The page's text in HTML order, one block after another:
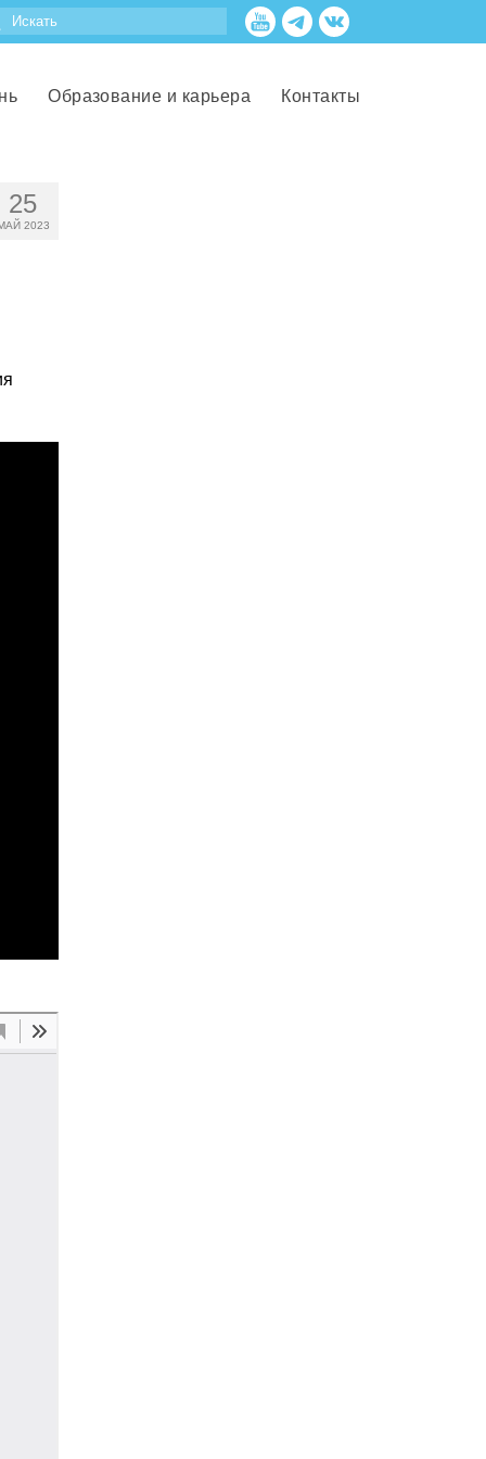
Образование и карьера Контакты
25
2023